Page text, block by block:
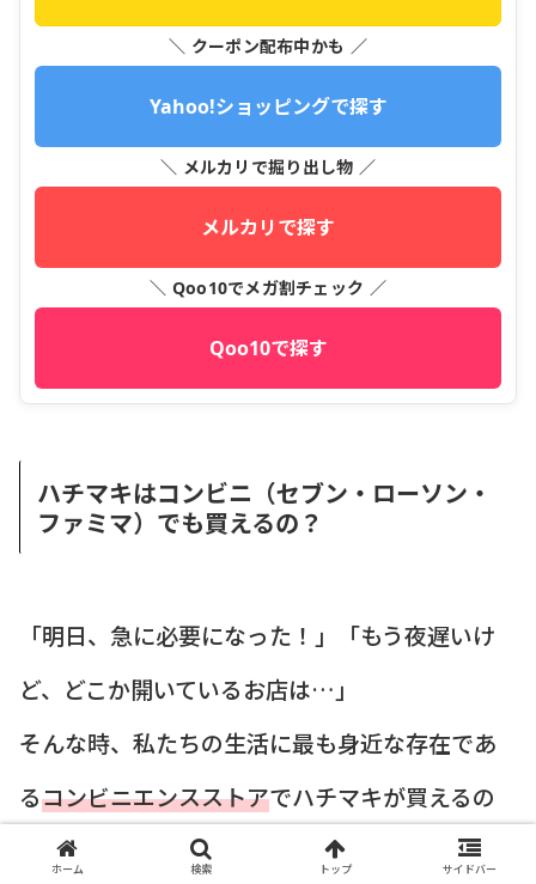
＼ クーポン配布中かも ／
Yahoo!ショッピングで探す
＼ メルカリで掘り出し物 ／
メルカリで探す
＼ Qoo10でメガ割チェック ／
Qoo10で探す
ハチマキはコンビニ（セブン・ローソン・
ファミマ）でも買えるの？
「明日、急に必要になった！」「もう夜遅いけ
ど、どこか開いているお店は…」
そんな時、私たちの生活に最も身近な存在であ
るコンビニエンスストアでハチマキが買えるの
かどうかは、非常に気になるところですよね。
ホーム 検索 トップ サイドバー